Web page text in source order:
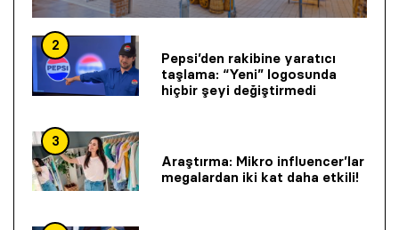
2
Pepsi’den rakibine yaratıcı
taşlama: “Yeni” logosunda
hiçbir şeyi değiştirmedi
3
Araştırma: Mikro influencer’lar
megalardan iki kat daha etkili!